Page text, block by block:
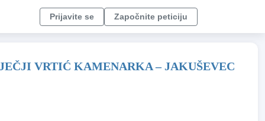
Prijavite se Započnite peticiju
VRTIĆ KAMENARKA – JAKUŠEVEC